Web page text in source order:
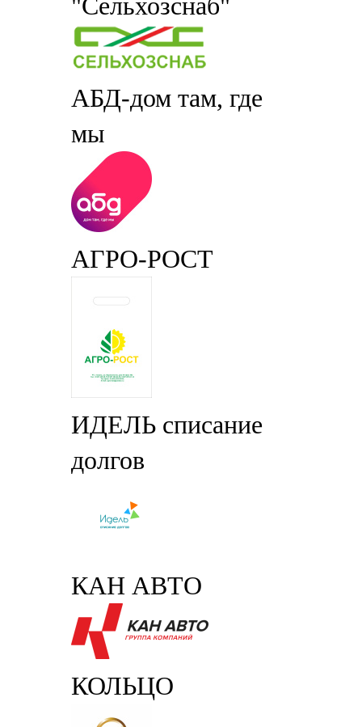
АБД-дом там, где
мы
АГРО-РОСТ
ИДЕЛЬ списание
долгов
КАН АВТО
КОЛЬЦО